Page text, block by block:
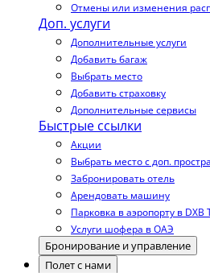
Отмены или изменения
Доп. услуги
Дополнительные услуги
Добавить багаж
Выбрать место
Добавить страховку
Дополнительные сервисы
Быстрые ссылки
Акции
Выбрать место с доп.
Забронировать отель
Арендовать машину
Парковка в аэропорту в DXB
Услуги шофера в ОАЭ
Бронирование и управление
Полет с нами